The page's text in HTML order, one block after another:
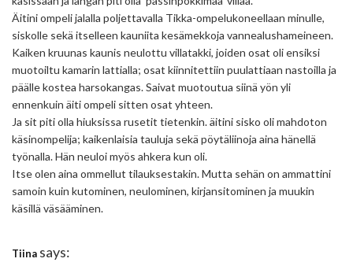
Äitini ompeli jalalla poljettavalla Tikka-ompelukoneellaan minulle,
siskolle sekä itselleen kauniita kesämekkoja vannealushameineen.
Kaiken kruunas kaunis neulottu villatakki, joiden osat oli ensiksi
muotoiltu kamarin lattialla; osat kiinnitettiin puulattiaan nastoilla ja
päälle kostea harsokangas. Saivat muotoutua siinä yön yli
ennenkuin äiti ompeli sitten osat yhteen.
Ja sit piti olla hiuksissa rusetit tietenkin. äitini sisko oli mahdoton
käsinompelija; kaikenlaisia tauluja sekä pöytäliinoja aina hänellä
työnalla. Hän neuloi myös ahkera kun oli.
Itse olen aina ommellut tilauksestakin. Mutta sehän on ammattini
samoin kuin kutominen, neulominen, kirjansitominen ja muukin
käsillä väsääminen.
Tiina says: